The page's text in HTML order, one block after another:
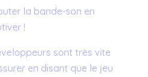
la bande-son en
!
sont très vite
en disant que le jeu